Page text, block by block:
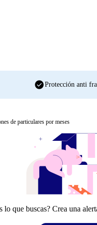
check_circleProtección anti
de particulares por meses
lo que buscas? Crea una